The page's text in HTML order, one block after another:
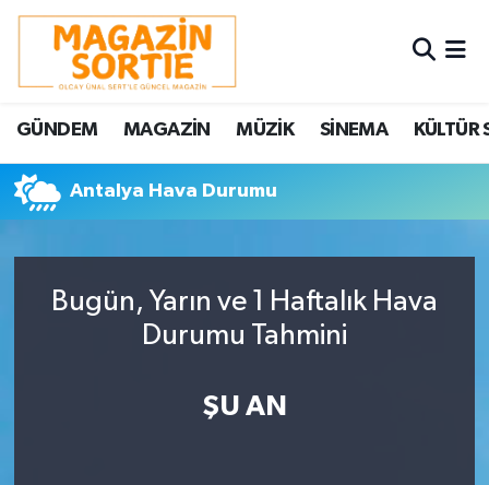
GÜNDEM MAGAZİN MÜZİK SİNEMA KÜLTÜR
Antalya Hava Durumu
Bugün, Yarın ve 1 Haftalık Hava
Durumu Tahmini
ŞU AN
Nöbetçi Eczaneler
Hava Durumu
Trafik Durumu
Tüm Manşetler